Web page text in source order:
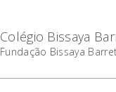
Colégio Bissaya
Fundação Bissaya